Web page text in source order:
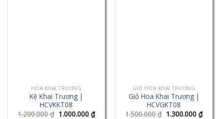
HOA KHAI TRƯƠNG
Kệ Khai Trương |
HCVKKT08
1.200.000₫ 1.000.000 ₫
GIỎ HOA KHAI TRƯƠNG
Giỏ Hoa Khai Trương |
HCVGKT08
1.500.000₫ 1.300.000 ₫